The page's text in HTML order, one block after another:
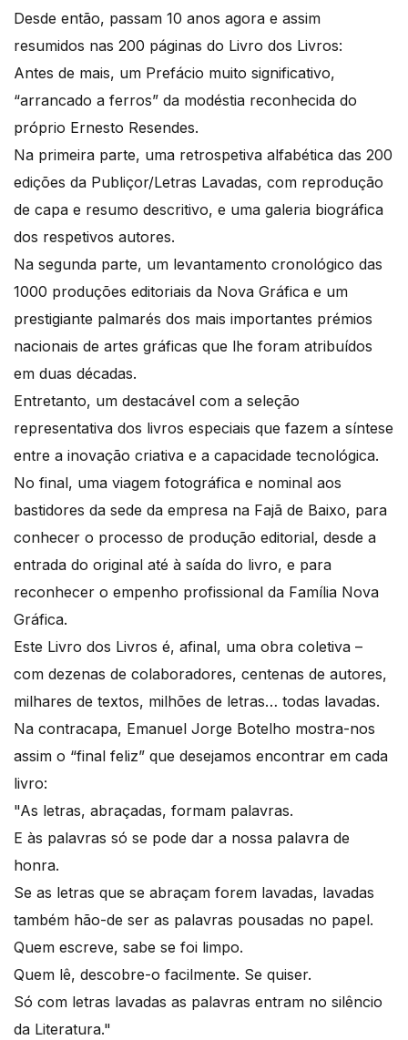
Desde então, passam 10 anos agora e assim
resumidos nas 200 páginas do Livro dos Livros:
Antes de mais, um Prefácio muito significativo,
“arrancado a ferros” da modéstia reconhecida do
próprio Ernesto Resendes.
Na primeira parte, uma retrospetiva alfabética das 200
edições da Publiçor/Letras Lavadas, com reprodução
de capa e resumo descritivo, e uma galeria biográfica
dos respetivos autores.
Na segunda parte, um levantamento cronológico das
1000 produções editoriais da Nova Gráfica e um
prestigiante palmarés dos mais importantes prémios
nacionais de artes gráficas que lhe foram atribuídos
em duas décadas.
Entretanto, um destacável com a seleção
representativa dos livros especiais que fazem a síntese
entre a inovação criativa e a capacidade tecnológica.
No final, uma viagem fotográfica e nominal aos
bastidores da sede da empresa na Fajã de Baixo, para
conhecer o processo de produção editorial, desde a
entrada do original até à saída do livro, e para
reconhecer o empenho profissional da Família Nova
Gráfica.
Este Livro dos Livros é, afinal, uma obra coletiva –
com dezenas de colaboradores, centenas de autores,
milhares de textos, milhões de letras… todas lavadas.
Na contracapa, Emanuel Jorge Botelho mostra-nos
assim o “final feliz” que desejamos encontrar em cada
livro:
"As letras, abraçadas, formam palavras.
E às palavras só se pode dar a nossa palavra de
honra.
Se as letras que se abraçam forem lavadas, lavadas
também hão-de ser as palavras pousadas no papel.
Quem escreve, sabe se foi limpo.
Quem lê, descobre-o facilmente. Se quiser.
Só com letras lavadas as palavras entram no silêncio
da Literatura."